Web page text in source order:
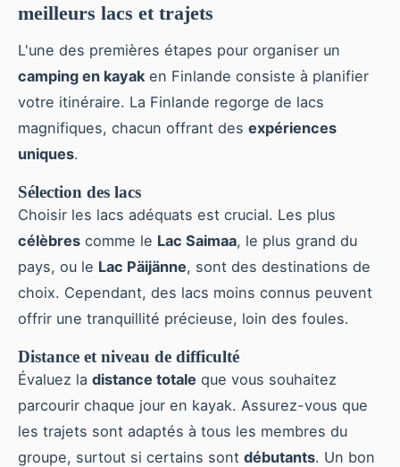
meilleurs lacs et trajets
L'une des premières étapes pour organiser un
camping en kayak en Finlande consiste à planifier
votre itinéraire. La Finlande regorge de lacs
magnifiques, chacun offrant des expériences
uniques.
Sélection des lacs
Choisir les lacs adéquats est crucial. Les plus
célèbres comme le Lac Saimaa, le plus grand du
pays, ou le Lac Päijänne, sont des destinations de
choix. Cependant, des lacs moins connus peuvent
offrir une tranquillité précieuse, loin des foules.
Distance et niveau de difficulté
Évaluez la distance totale que vous souhaitez
parcourir chaque jour en kayak. Assurez-vous que
les trajets sont adaptés à tous les membres du
groupe, surtout si certains sont débutants. Un bon